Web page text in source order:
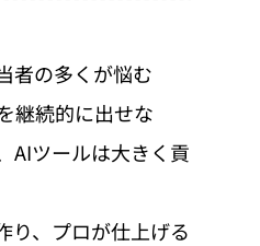
者の多くが悩む
継続的に出せな
AIツールは大きく貢
り、プロが仕上げる